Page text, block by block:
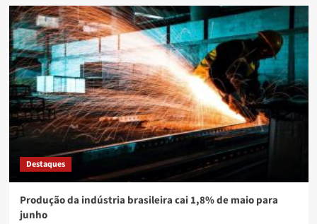
Destaques
Produção da indústria brasileira cai 1,8% de maio para
junho